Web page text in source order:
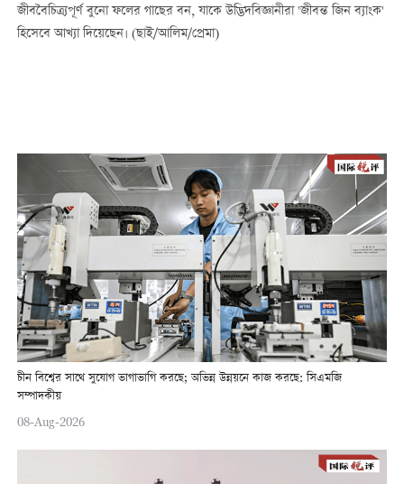
জীববৈচিত্র্যপূর্ণ বুনো ফলের গাছের বন, যাকে উদ্ভিদবিজ্ঞানীরা 'জীবন্ত জিন ব্যাংক'
হিসেবে আখ্যা দিয়েছেন। (ছাই/আলিম/প্রেমা)
চীন বিশ্বের সাথে সুযোগ ভাগাভাগি করছে; অভিন্ন উন্নয়নে কাজ করছে: সিএমজি
সম্পাদকীয়
08-Aug-2026